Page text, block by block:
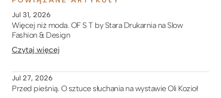
Jul 31, 2026
Więcej niż moda. OF S T by Stara Drukarnia na Slow
Fashion & Design
Czytaj więcej
Jul 27, 2026
Przed pieśnią. O sztuce słuchania na wystawie Oli Kozioł